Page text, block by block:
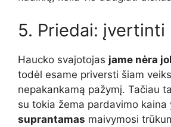
5. Priedai: įvertinti
Haucko svajotojas jame nėra
todėl esame priversti šiam
nepakankamą pažymį. Tačiau
su tokia žema pardavimo kaina
suprantamas maivymosi